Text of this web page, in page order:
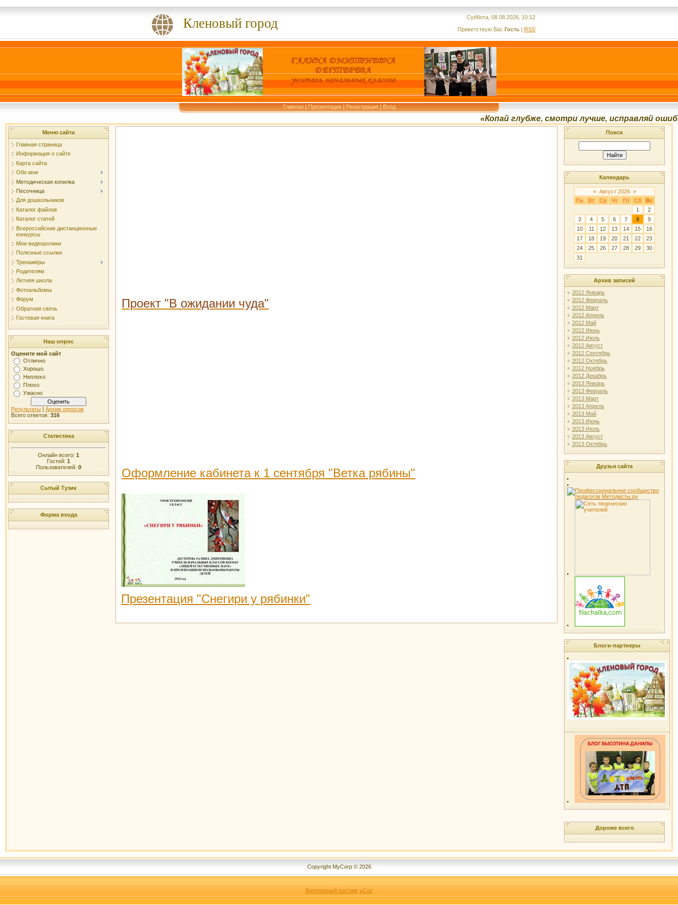
Кленовый город
Суббота, 08.08.2026, 10:12
Приветствую Вас Гость | RSS
Главная| Презентации| Регистрация| Вход
«Копай глубже, смотри лучше, исправляй
Меню сайта
Главная страница
Информация о сайте
Карта сайта
Обо мне
Методическая копилка
Песочница
Для дошкольников
Каталог файлов
Каталог статей
Всероссийские дистанционные
конкурсы
Мои видеоролики
Полезные ссылки
Тренажёры
Родителям
Летняя школа
Фотоальбомы
Форум
Обратная связь
Гостевая книга
Наш опрос
Оцените мой сайт
Отлично
Хорошо
Неплохо
Плохо
Ужасно
Результаты | Архив опросов
Всего ответов: 316
Статистика
Онлайн всего: 1
Гостей: 1
Пользователей: 0
Сытый Тузик
Форма входа
Проект "В ожидании чуда"
Оформление кабинета к 1 сентября "Ветка рябины"
Презентация "Снегири у рябинки"
Поиск
Календарь
« Август 2026 »
Пн
Вт Ср Чт Пт Сб
Вс
1
2
3
4 5 6 7 8
9
10
11 12 13 14 15
16
17
18 19 20 21 22
23
24
25 26 27 28 29
30
31
Архив записей
2012 Январь
2012 Февраль
2012 Март
2012 Апрель
2012 Май
2012 Июнь
2012 Июль
2012 Август
2012 Сентябрь
2012 Октябрь
2012 Ноябрь
2012 Декабрь
2013 Январь
2013 Февраль
2013 Март
2013 Апрель
2013 Май
2013 Июнь
2013 Июль
2013 Август
2013 Октябрь
Друзья сайта
Блоги-партнеры
Дороже всего
Copyright MyCorp © 2026
Бесплатный хостинг uCoz